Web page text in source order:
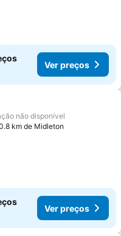
Ver preços
aos favoritos
não disponível
km de Midleton
Ver preços